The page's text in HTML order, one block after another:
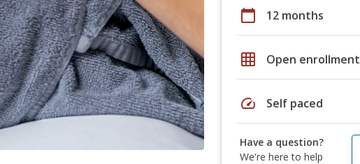
calendar_today 12 months
grid_on Open enrollment
speed Self paced
Have a question?
We're here to help